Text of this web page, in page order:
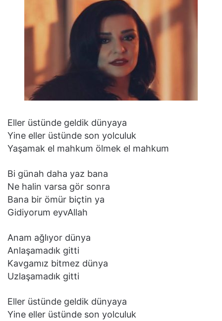
Eller üstünde geldik dünyaya
Yine eller üstünde son yolculuk
Yaşamak el mahkum ölmek el mahkum
Bi günah daha yaz bana
Ne halin varsa gör sonra
Bana bir ömür biçtin ya
Gidiyorum eyvAllah
Anam ağlıyor dünya
Anlaşamadık gitti
Kavgamız bitmez dünya
Uzlaşamadık gitti
Eller üstünde geldik dünyaya
Yine eller üstünde son yolculuk